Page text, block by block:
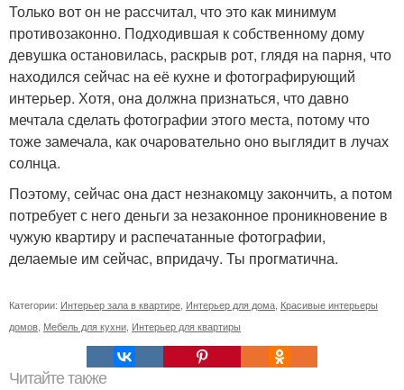
Только вот он не рассчитал, что это как минимум
противозаконно. Подходившая к собственному дому
девушка остановилась, раскрыв рот, глядя на парня, что
находился сейчас на её кухне и фотографирующий
интерьер. Хотя, она должна признаться, что давно
мечтала сделать фотографии этого места, потому что
тоже замечала, как очаровательно оно выглядит в лучах
солнца.
Поэтому, сейчас она даст незнакомцу закончить, а потом
потребует с него деньги за незаконное проникновение в
чужую квартиру и распечатанные фотографии,
делаемые им сейчас, впридачу. Ты прогматична.
Категории: Интерьер зала в квартире, Интерьер для дома, Красивые интерьеры
домов, Мебель для кухни, Интерьер для квартиры
Читайте также